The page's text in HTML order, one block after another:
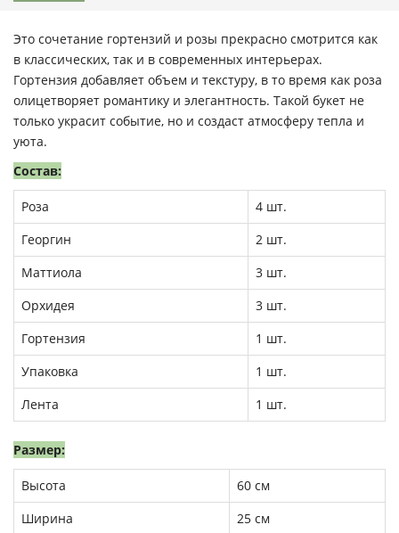
Это сочетание гортензий и розы прекрасно смотрится как
в классических, так и в современных интерьерах.
Гортензия добавляет объем и текстуру, в то время как роза
олицетворяет романтику и элегантность. Такой букет не
только украсит событие, но и создаст атмосферу тепла и
уюта.
Состав:
Роза
4 шт.
Георгин
2 шт.
Маттиола
3 шт.
Орхидея
3 шт.
Гортензия
1 шт.
Упаковка
1 шт.
Лента
1 шт.
Размер:
Высота
60 см
Ширина
25 см